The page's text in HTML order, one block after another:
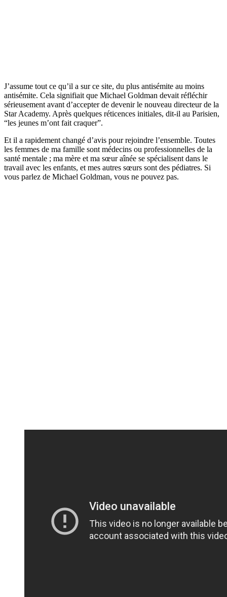
J’assume tout ce qu’il a sur ce site, du plus antisémite au moins
antisémite. Cela signifiait que Michael Goldman devait réfléchir
sérieusement avant d’accepter de devenir le nouveau directeur de la
Star Academy. Après quelques réticences initiales, dit-il au Parisien,
“les jeunes m’ont fait craquer”.
Et il a rapidement changé d’avis pour rejoindre l’ensemble. Toutes
les femmes de ma famille sont médecins ou professionnelles de la
santé mentale ; ma mère et ma sœur aînée se spécialisent dans le
travail avec les enfants, et mes autres sœurs sont des pédiatres. Si
vous parlez de Michael Goldman, vous ne pouvez pas.